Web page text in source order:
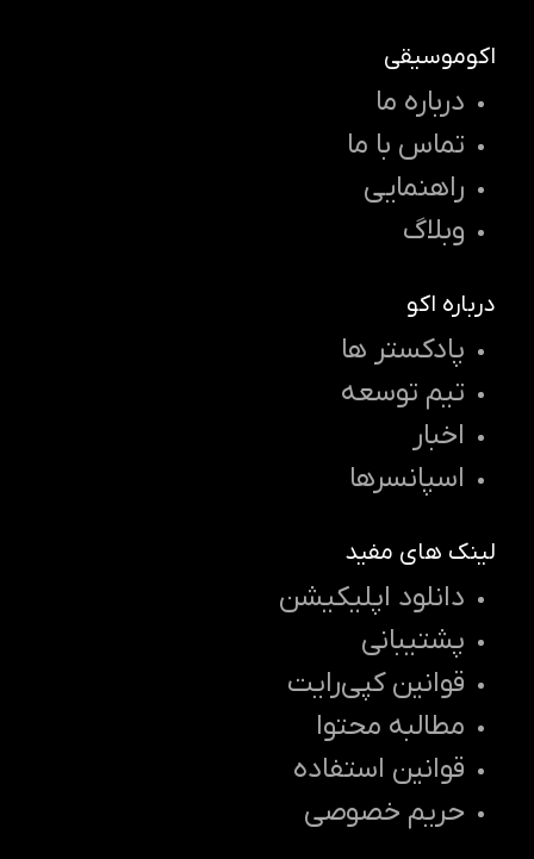
اکوموسیقی
درباره ما
تماس با ما
راهنمایی
وبلاگ
درباره اکو
پادکستر ها
تیم توسعه
اخبار
اسپانسرها
لینک های مفید
دانلود اپلیکیشن
پشتیبانی
قوانین کپی‌رایت
مطالبه محتوا
قوانین استفاده
حریم خصوصی